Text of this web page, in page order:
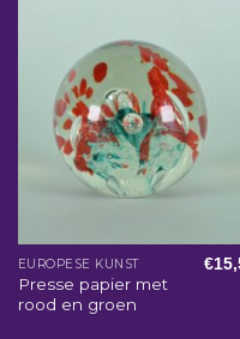
EUROPESE KUNST
Presse papier met
rood en groen
€